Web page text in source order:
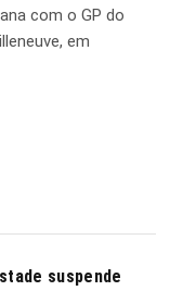
com o GP do
em
suspende